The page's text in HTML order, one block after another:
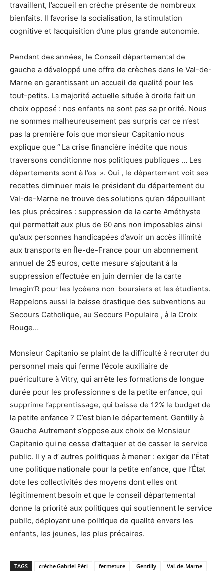
travaillent, l’accueil en crèche présente de nombreux
bienfaits. Il favorise la socialisation, la stimulation
cognitive et l’acquisition d’une plus grande autonomie.
Pendant des années, le Conseil départemental de
gauche a développé une offre de crèches dans le Val-de-
Marne en garantissant un accueil de qualité pour les
tout-petits. La majorité actuelle située à droite fait un
choix opposé : nos enfants ne sont pas sa priorité. Nous
ne sommes malheureusement pas surpris car ce n’est
pas la première fois que monsieur Capitanio nous
explique que “ La crise financière inédite que nous
traversons conditionne nos politiques publiques … Les
départements sont à l’os ». Oui , le département voit ses
recettes diminuer mais le président du département du
Val-de-Marne ne trouve des solutions qu’en dépouillant
les plus précaires : suppression de la carte Améthyste
qui permettait aux plus de 60 ans non imposables ainsi
qu’aux personnes handicapées d’avoir un accès illimité
aux transports en Île-de-France pour un abonnement
annuel de 25 euros, cette mesure s’ajoutant à la
suppression effectuée en juin dernier de la carte
Imagin’R pour les lycéens non-boursiers et les étudiants.
Rappelons aussi la baisse drastique des subventions au
Secours Catholique, au Secours Populaire , à la Croix
Rouge…
Monsieur Capitanio se plaint de la difficulté à recruter du
personnel mais qui ferme l’école auxiliaire de
puériculture à Vitry, qui arrête les formations de longue
durée pour les professionnels de la petite enfance, qui
supprime l’apprentissage, qui baisse de 12% le budget de
la petite enfance ? C’est bien le département. Gentilly à
Gauche Autrement s’oppose aux choix de Monsieur
Capitanio qui ne cesse d’attaquer et de casser le service
public. Il y a d’ autres politiques à mener : exiger de l’État
une politique nationale pour la petite enfance, que l’État
dote les collectivités des moyens dont elles ont
légitimement besoin et que le conseil départemental
donne la priorité aux politiques qui soutiennent le service
public, déployant une politique de qualité envers les
enfants, les jeunes, les plus précaires.
TAGS crèche Gabriel Péri fermeture Gentilly Val-de-Marne